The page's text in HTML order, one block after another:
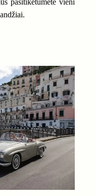
pasitikėtumėte vieni